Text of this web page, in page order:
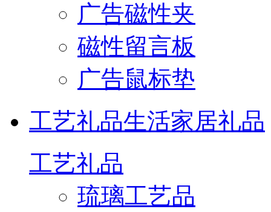
广告磁性夹
磁性留言板
广告鼠标垫
工艺礼品生活家居礼品
工艺礼品
琉璃工艺品